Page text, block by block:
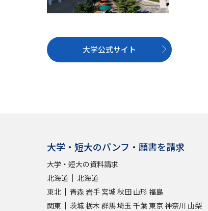
大学公式サイト
大学・短大のパンフ・願書を請求
大学・短大の資料請求
北海道
北海道
東北
青森 岩手 宮城 秋田 山形 福島
関東
茨城 栃木 群馬埼玉 千葉東京神奈川 山梨